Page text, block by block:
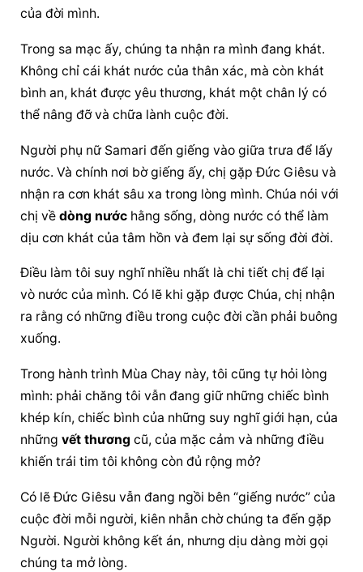
của đời mình.
Trong sa mạc ấy, chúng ta nhận ra mình đang khát.
Không chỉ cái khát nước của thân xác, mà còn khát
bình an, khát được yêu thương, khát một chân lý có
thể nâng đỡ và chữa lành cuộc đời.
Người phụ nữ Samari đến giếng vào giữa trưa để lấy
nước. Và chính nơi bờ giếng ấy, chị gặp Đức Giêsu và
nhận ra cơn khát sâu xa trong lòng mình. Chúa nói với
chị về dòng nước hằng sống, dòng nước có thể làm
dịu cơn khát của tâm hồn và đem lại sự sống đời đời.
Điều làm tôi suy nghĩ nhiều nhất là chi tiết chị để lại
vò nước của mình. Có lẽ khi gặp được Chúa, chị nhận
ra rằng có những điều trong cuộc đời cần phải buông
xuống.
Trong hành trình Mùa Chay này, tôi cũng tự hỏi lòng
mình: phải chăng tôi vẫn đang giữ những chiếc bình
khép kín, chiếc bình của những suy nghĩ giới hạn, của
những vết thương cũ, của mặc cảm và những điều
khiến trái tim tôi không còn đủ rộng mở?
Có lẽ Đức Giêsu vẫn đang ngồi bên “giếng nước” của
cuộc đời mỗi người, kiên nhẫn chờ chúng ta đến gặp
Người. Người không kết án, nhưng dịu dàng mời gọi
chúng ta mở lòng.